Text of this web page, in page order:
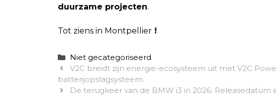
duurzame projecten.
Tot ziens in Montpellier!
Categorieën
Niet gecategoriseerd
V2C breidt zijn energie-ecosysteem uit met V2C
batterijopslagsysteem.
De terugkeer van de BMW i3 in 2026: Releasedatum